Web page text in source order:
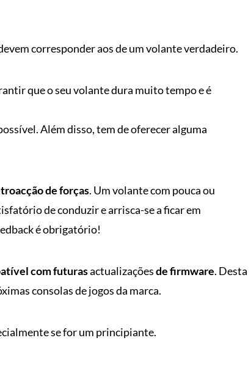
corresponder aos de um volante verdadeiro.
que o seu volante dura muito tempo e é
Além disso, tem de oferecer alguma
de forças. Um volante com pouca ou
de conduzir e arrisca-se a ficar em
é obrigatório!
com futurasactualizaçõesde firmware. Desta
consolas de jogos da marca.
se for um principiante.